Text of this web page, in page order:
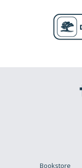
Bookstore